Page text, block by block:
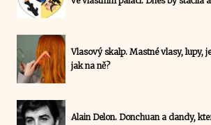
Vlasový skalp. Mastné vlasy, lupy,
jak na ně?
Alain Delon. Donchuan a dandy,